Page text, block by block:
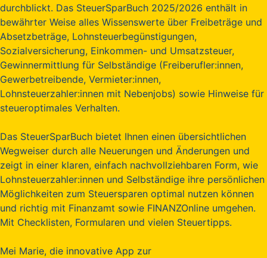
durchblickt. Das SteuerSparBuch 2025/2026 enthält in
bewährter Weise alles Wissenswerte über Freibeträge und
Absetzbeträge, Lohnsteuerbegünstigungen,
Sozialversicherung, Einkommen- und Umsatzsteuer,
Gewinnermittlung für Selbständige (Freiberufler:innen,
Gewerbetreibende, Vermieter:innen,
Lohnsteuerzahler:innen mit Nebenjobs) sowie Hinweise für
steueroptimales Verhalten.
Das SteuerSparBuch bietet Ihnen einen übersichtlichen
Wegweiser durch alle Neuerungen und Änderungen und
zeigt in einer klaren, einfach nachvollziehbaren Form, wie
Lohnsteuerzahler:innen und Selbständige ihre persönlichen
Möglichkeiten zum Steuersparen optimal nutzen können
und richtig mit Finanzamt sowie FINANZOnline umgehen.
Mit Checklisten, Formularen und vielen Steuertipps.
Mei Marie, die innovative App zur